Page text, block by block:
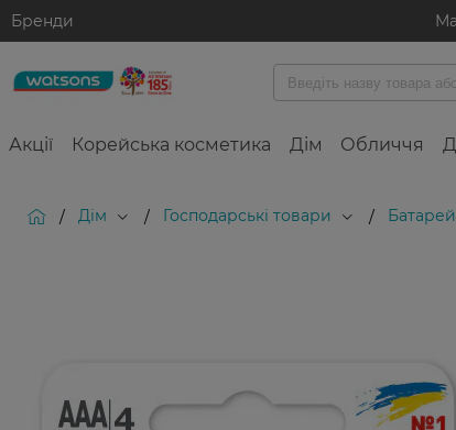
Бренди
Акції Корейська косметика Дім Обличчя
/ Дім / Господарські товари /